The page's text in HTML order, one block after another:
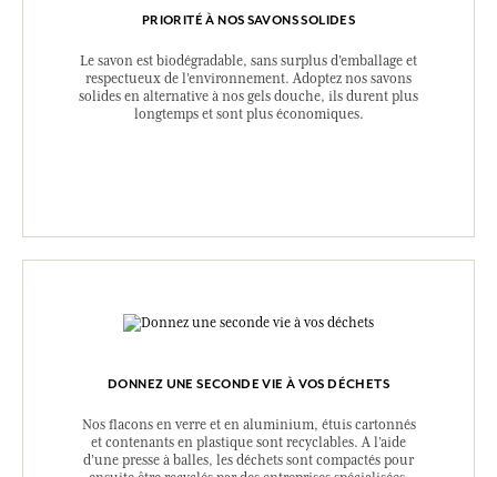
PRIORITÉ À NOS SAVONS SOLIDES
Le savon est biodégradable, sans surplus d’emballage et
respectueux de l’environnement. Adoptez nos savons
solides en alternative à nos gels douche, ils durent plus
longtemps et sont plus économiques.
DONNEZ UNE SECONDE VIE À VOS DÉCHETS
Nos flacons en verre et en aluminium, étuis cartonnés
et contenants en plastique sont recyclables. A l’aide
d’une presse à balles, les déchets sont compactés pour